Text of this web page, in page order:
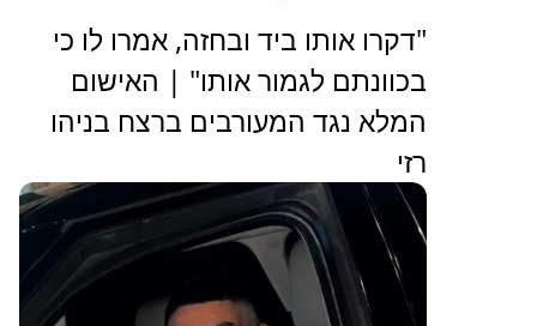
"דקרו אותו ביד ובחזה, אמרו לו כי
בכוונתם לגמור אותו" | האישום
המלא נגד המעורבים ברצח בניהו
רזי